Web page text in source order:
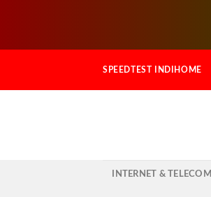
content
SPEEDTEST INDIHOME
INTERNET & TELECOM